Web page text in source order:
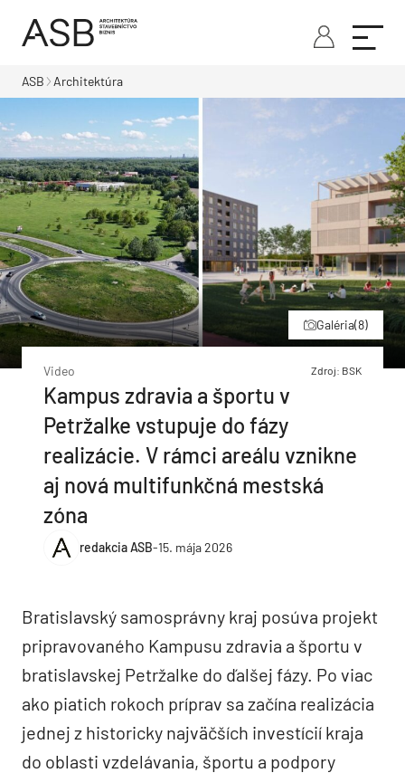
ASB Architektúra
Galéria(8)
Video Zdroj: BSK
Kampus zdravia a športu v
Petržalke vstupuje do fázy
realizácie. V rámci areálu vznikne
aj nová multifunkčná mestská
zóna
redakcia ASB-15. mája 2026
Bratislavský samosprávny kraj posúva projekt
pripravovaného Kampusu zdravia a športu v
bratislavskej Petržalke do ďalšej fázy. Po viac
ako piatich rokoch príprav sa začína realizácia
jednej z historicky najväčších investícií kraja
do oblasti vzdelávania, športu a podpory